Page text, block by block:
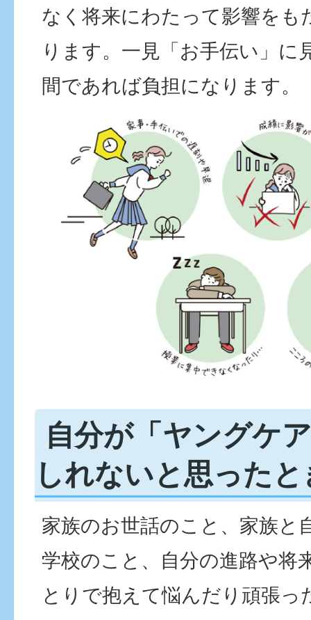
なく将来にわたって影響をも
ります。一見「お手伝い」に
間であれば負担になります。
自分が「ヤングケ
しれないと思った
家族のお世話のこと、家族と
学校のこと、自分の進路や将
とりで抱えて悩んだり頑張っ